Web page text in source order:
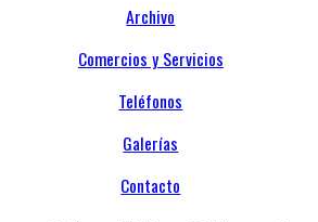
Archivo
Comercios y Servicios
Teléfonos
Galerías
Contacto